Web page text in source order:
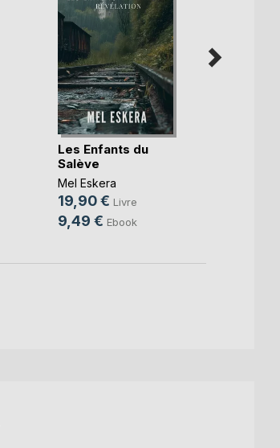
Les Enfants du
Salève
Mel Eskera
19,90 € Livre
9,49 € Ebook